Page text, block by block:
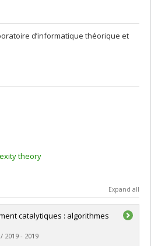
d’informatique théorique et
theory
Expand all
catalytiques : algorithmes
- 2019